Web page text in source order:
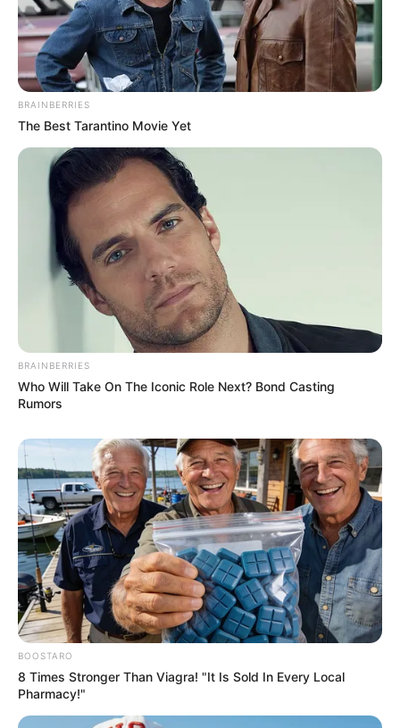
BRAINBERRIES
The Best Tarantino Movie Yet
BRAINBERRIES
Who Will Take On The Iconic Role Next? Bond Casting
Rumors
BOOSTARO
8 Times Stronger Than Viagra! "It Is Sold In Every Local
Pharmacy!"